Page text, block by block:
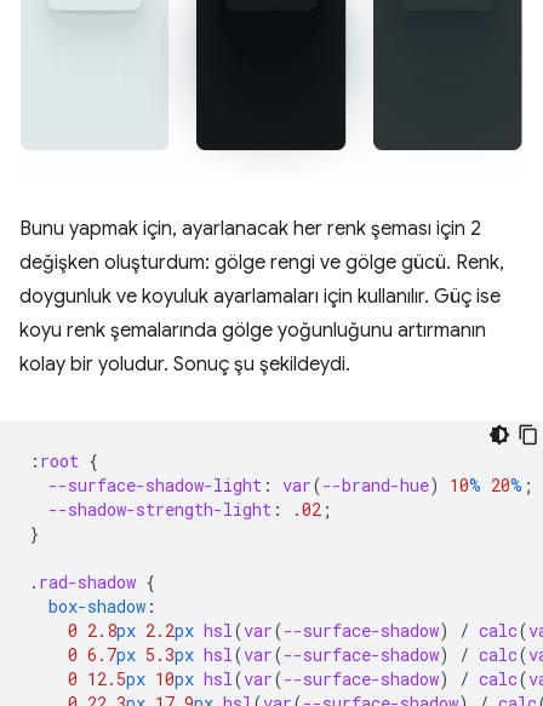
Bunu yapmak için, ayarlanacak her renk şeması için 2
değişken oluşturdum: gölge rengi ve gölge gücü. Renk,
doygunluk ve koyuluk ayarlamaları için kullanılır. Güç ise
koyu renk şemalarında gölge yoğunluğunu artırmanın
kolay bir yoludur. Sonuç şu şekildeydi.
: root {
--surface-shadow-light : var(--brand-hue) 10% 20% ;
--shadow-strength-light : .02 ;
}
. rad-shadow {
box-shadow :
0 2.8px 2.2px hsl (var(--surface-shadow) / calc(
0 6.7px 5.3px hsl (var(--surface-shadow) / calc(
0 12.5px 10px hsl (var(--surface-shadow) / calc(